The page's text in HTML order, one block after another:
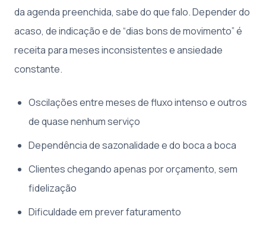
da agenda preenchida, sabe do que falo. Depender do
acaso, de indicação e de “dias bons de movimento” é
receita para meses inconsistentes e ansiedade
constante.
Oscilações entre meses de fluxo intenso e outros
de quase nenhum serviço
Dependência de sazonalidade e do boca a boca
Clientes chegando apenas por orçamento, sem
fidelização
Dificuldade em prever faturamento